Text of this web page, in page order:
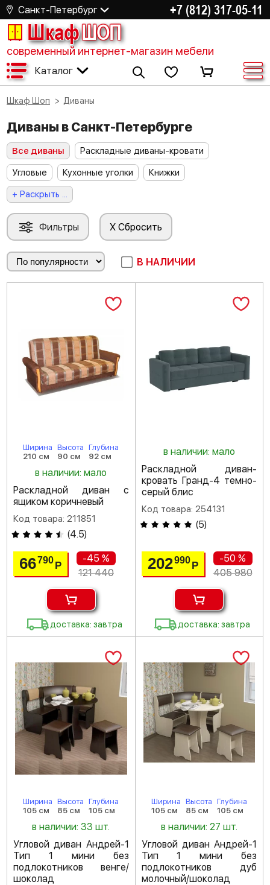
Санкт-Петербург +7 (812) 317-05-11
ШкафШОП
современный интернет-магазин мебели
Каталог
Шкаф Шоп Диваны
Диваны в Санкт-Петербурге
Все диваны
Раскладные диваны-кровати
Угловые
Кухонные уголки
Книжки
+ Раскрыть ...
Фильтры X Сбросить
В НАЛИЧИИ
Ширина
210 см
Высота
90 см
Глубина
92 см
в наличии: мало
Раскладной диван с
ящиком коричневый
Код товара: 211851
(4.5)
66790Р
-45 %
121 440
доставка: завтра
в наличии: мало
Раскладной диван-
кровать Гранд-4 темно-
серый блис
Код товара: 254131
(5)
202990 Р
-50 %
405 980
доставка: завтра
Ширина
105 см
Высота
85 см
Глубина
105 см
в наличии: 33 шт.
Угловой диван Андрей-1
Тип 1 мини без
подлокотников венге/
шоколад
Ширина
105 см
Высота
85 см
Глубина
105 см
в наличии: 27 шт.
Угловой диван Андрей-1
Тип 1 мини без
подлокотников дуб
молочный/шоколад